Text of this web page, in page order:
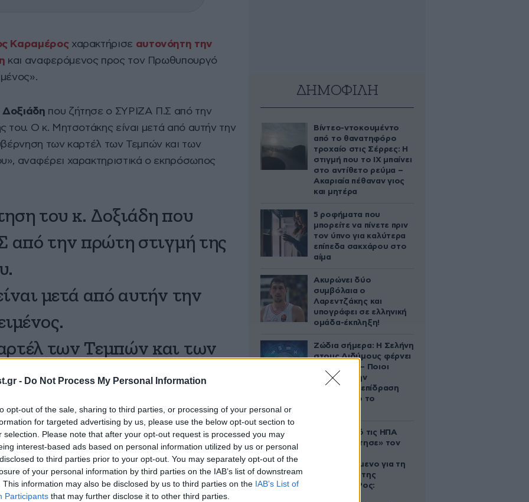
- Do Not Process My Personal Information
opt-out of the sale, sharing to third parties, or processing of your personal or
for targeted advertising by us, please use the below opt-out section to
selection. Please note that after your opt-out request is processed you may
interest-based ads based on personal information utilized by us or personal
to third parties prior to your opt-out. You may separately opt-out of the
of your personal information by third parties on the IAB’s list of downstream
This information may also be disclosed by us to third parties on the IAB’s List of
Participants that may further disclose it to other third parties.
Καραμέροςχαρακτήρισε αυτονόητη την
και αναφερόμενος προς τον Πρωθυπουργό
που ζήτησε ο ΣΥΡΙΖΑ Π.Σ από την
του. Ο κ. Μητσοτάκης είναι μετά από αυτήν την
των καρτέλ των Τεμπών και των
αναφέρει χαρακτηριστικά ο εκπρόσωπος
του κ. Δοξιάδη που
από την πρώτη στιγμή της
μετά από αυτήν την
των Τεμπών και των
υπογραφή του#Δοξιάδης
(@karameros)March 16,
ΔΗΜΟΦΙΛΗ
Βίντεο-ντοκουμέντο
από το θανατηφόρο
τροχαίο στις Σέρρες: Η
στιγμή που το ΙΧ μπαίνει
στο αντίθετο ρεύμα –
Ακαριαία πέθαναν γιος
και μητέρα
5 ροφήματα που
μπορείτε να πίνετε πριν
τον ύπνο για καλύτερα
επίπεδα σακχάρου στο
αίμα
Ακυρώνει δύο
συμβόλαια ο
Λαρεντζάκης και
υπογράφει σε ελληνική
ομάδα-έκπληξη!
Ζώδια σήμερα: Η Σελήνη
στους Διδύμους φέρνει
ανατροπές – Ποιοι
δέχονται την
ευεργετική επίδραση
του Δία από το
Ζευγάρι από τις ΗΠΑ
που «υιοθέτησε» τον
κατηγορούμενο για τη
δολοφονία της
Ελίζαμπεθ Ρος: